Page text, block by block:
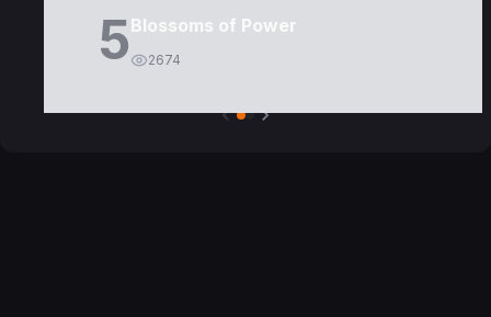
5Blossoms of Power
2674